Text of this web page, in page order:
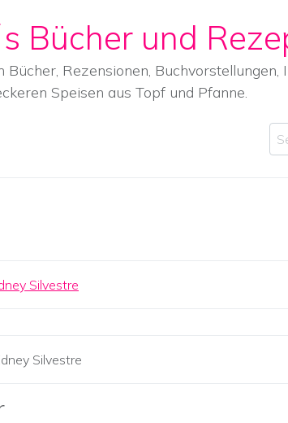
Bücher und
Rezensionen,
Speisen aus Topf und Pfanne.
Silvestre